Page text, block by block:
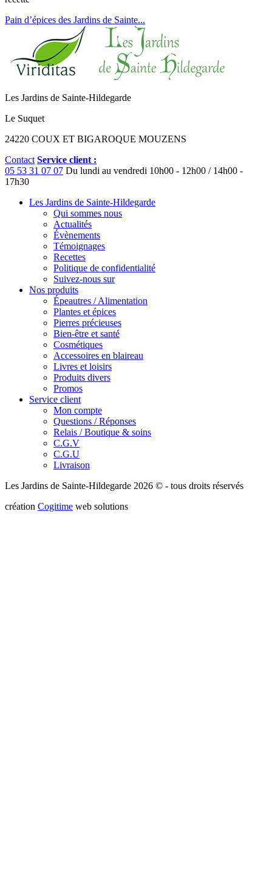
Pain d’épices des Jardins de Sainte...
Les Jardins de Sainte-Hildegarde
Le Suquet
24220 COUX ET BIGAROQUE MOUZENS
Contact Service client :
05 53 31 07 07 Du lundi au vendredi 10h00 - 12h00 / 14h00 -
17h30
Les Jardins de Sainte-Hildegarde
Qui sommes nous
Actualités
Évènements
Témoignages
Recettes
Politique de confidentialité
Suivez-nous sur
Nos produits
Épeautres / Alimentation
Plantes et épices
Pierres précieuses
Bien-être et santé
Cosmétiques
Accessoires en blaireau
Livres et loisirs
Produits divers
Promos
Service client
Mon compte
Questions / Réponses
Relais / Boutique & soins
C.G.V
C.G.U
Livraison
Les Jardins de Sainte-Hildegarde 2026 © - tous droits réservés
création Cogitime web solutions